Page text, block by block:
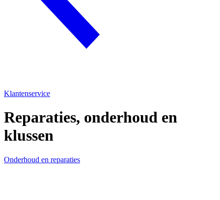
Klantenservice
Reparaties, onderhoud en
klussen
Onderhoud en reparaties